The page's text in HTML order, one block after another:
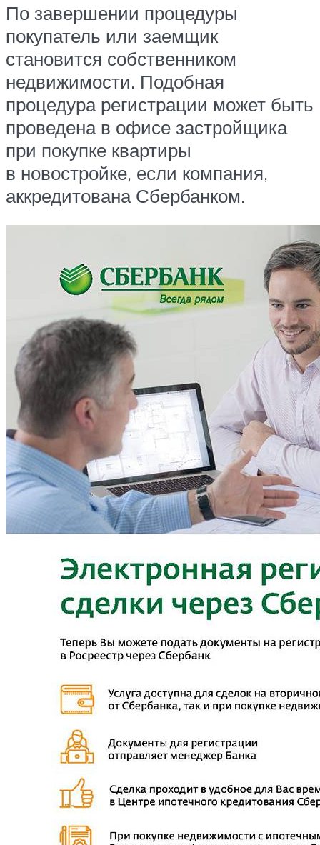
По завершении процедуры
покупатель или заемщик
становится собственником
недвижимости. Подобная
процедура регистрации может быть
проведена в офисе застройщика
при покупке квартиры
в новостройке, если компания,
аккредитована Сбербанком.